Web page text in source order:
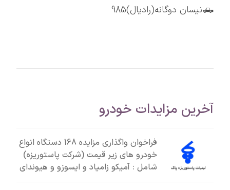
🛻نیسان دوگانه(رادیال)985
آخرین مزایدات خودرو
فراخوان واگذاری مزایده 168 دستگاه انواع
خودرو های زیر قیمت (شرکت پاستوریزه)
شامل : آمیکو زامیاد و ایسوزو و هیوندای